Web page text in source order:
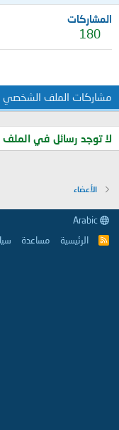
المشاركات
180
مشاركات الملف الشخصي
لا توجد رسائل في
الأعضاء
R
الرئيسية مساعدة